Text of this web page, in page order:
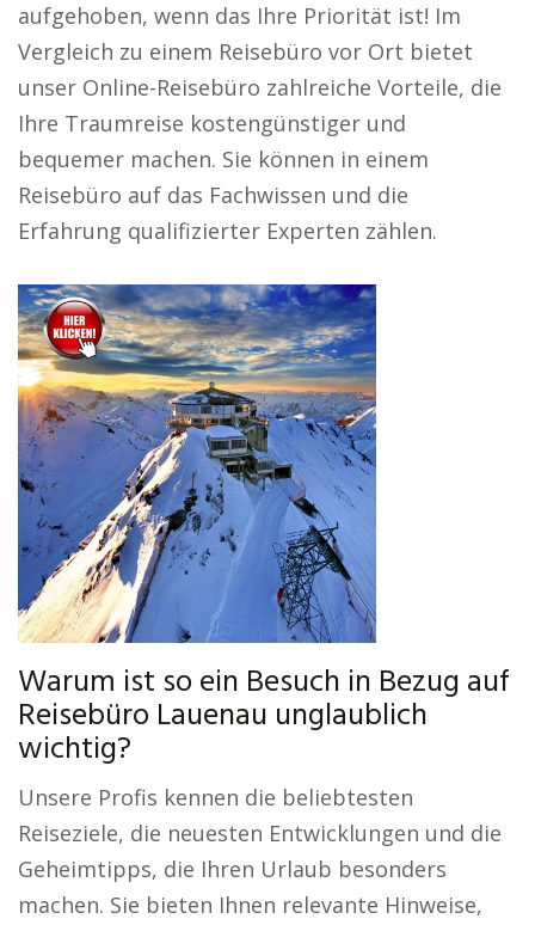
aufgehoben, wenn das Ihre Priorität ist! Im
Vergleich zu einem Reisebüro vor Ort bietet
unser Online-Reisebüro zahlreiche Vorteile, die
Ihre Traumreise kostengünstiger und
bequemer machen. Sie können in einem
Reisebüro auf das Fachwissen und die
Erfahrung qualifizierter Experten zählen.
Warum ist so ein Besuch in Bezug auf
Reisebüro Lauenau unglaublich
wichtig?
Unsere Profis kennen die beliebtesten
Reiseziele, die neuesten Entwicklungen und die
Geheimtipps, die Ihren Urlaub besonders
machen. Sie bieten Ihnen relevante Hinweise,